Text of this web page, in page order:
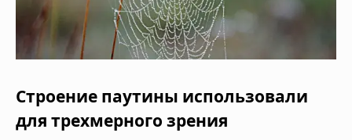
Строение паутины использовали
для трехмерного зрения